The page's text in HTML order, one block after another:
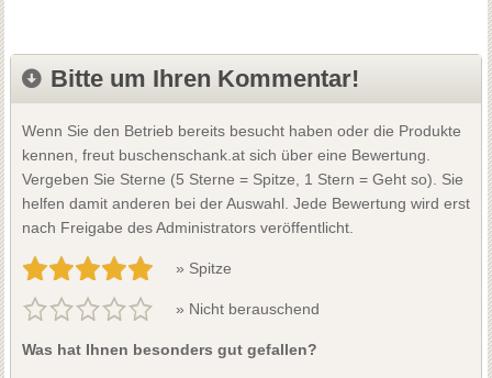
Bitte um Ihren Kommentar!
Wenn Sie den Betrieb bereits besucht haben oder die Produkte
kennen, freut buschenschank.at sich über eine Bewertung.
Vergeben Sie Sterne (5 Sterne = Spitze, 1 Stern = Geht so). Sie
helfen damit anderen bei der Auswahl. Jede Bewertung wird erst
nach Freigabe des Administrators veröffentlicht.
» Spitze
» Nicht berauschend
Was hat Ihnen besonders gut gefallen?